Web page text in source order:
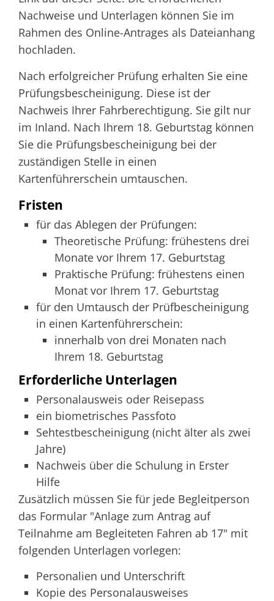
Nachweise und Unterlagen können Sie im
Rahmen des Online-Antrages als Dateianhang
hochladen.
Nach erfolgreicher Prüfung erhalten Sie eine
Prüfungsbescheinigung. Diese ist der
Nachweis Ihrer Fahrberechtigung. Sie gilt nur
im Inland. Nach Ihrem 18. Geburtstag können
Sie die Prüfungsbescheinigung bei der
zuständigen Stelle in einen
Kartenführerschein umtauschen.
Fristen
für das Ablegen der Prüfungen:
Theoretische Prüfung: frühestens drei
Monate vor Ihrem 17. Geburtstag
Praktische Prüfung: frühestens einen
Monat vor Ihrem 17. Geburtstag
für den Umtausch der Prüfbescheinigung
in einen Kartenführerschein:
innerhalb von drei Monaten nach
Ihrem 18. Geburtstag
Erforderliche Unterlagen
Personalausweis oder Reisepass
ein biometrisches Passfoto
Sehtestbescheinigung (nicht älter als zwei
Jahre)
Nachweis über die Schulung in Erster
Hilfe
Zusätzlich müssen Sie für jede Begleitperson
das Formular "Anlage zum Antrag auf
Teilnahme am Begleiteten Fahren ab 17" mit
folgenden Unterlagen vorlegen:
Personalien und Unterschrift
Kopie des Personalausweises